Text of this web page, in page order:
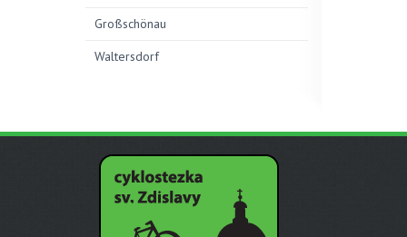
Großschönau
Waltersdorf